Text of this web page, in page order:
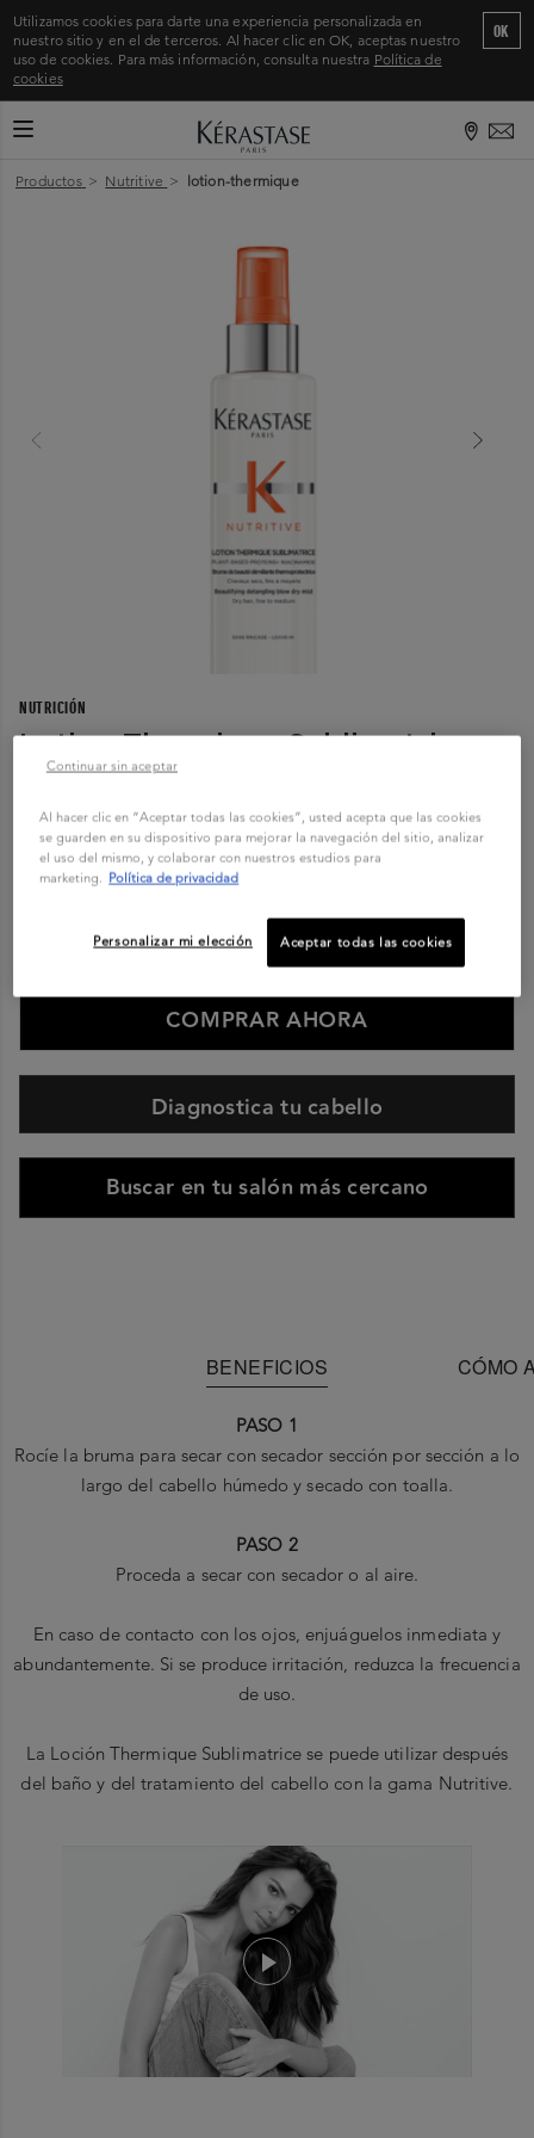
Utilizamos cookies para darte una experiencia personalizada en
nuestro sitio y en el de terceros. Al hacer clic en OK, aceptas nuestro
uso de cookies. Para más información, consulta nuestra Política de
cookies
OK
CAMBIAR MODO DE NAVEGACIÓN
Productos > Nutritive > lotion-thermique
NUTRICIÓN
Lotion Thermique Sublimatrice
0,0/5 (0 RESEÑAS)
Nutritive
150 mL
COMPRAR AHORA
Diagnostica tu cabello
Buscar en tu salón más cercano
BENEFICIOS CÓMO
PASO 1
Rocíe la bruma para secar con secador sección por sección a lo
largo del cabello húmedo y secado con toalla.
PASO 2
Proceda a secar con secador o al aire.
En caso de contacto con los ojos, enjuáguelos inmediata y
abundantemente. Si se produce irritación, reduzca la frecuencia
de uso.
La Loción Thermique Sublimatrice se puede utilizar después
del baño y del tratamiento del cabello con la gama Nutritive.
Al hacer clic en “Aceptar todas las cookies”, usted acepta que las cookies
se guarden en su dispositivo para mejorar la navegación del sitio, analizar
el uso del mismo, y colaborar con nuestros estudios para
marketing. Política de privacidad
Personalizar mi elección Aceptar todas las cookies
Continuar sin aceptar